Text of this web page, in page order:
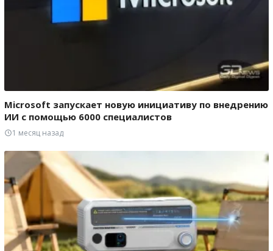
Microsoft запускает новую инициативу по внедрению
ИИ с помощью 6000 специалистов
1 месяц назад